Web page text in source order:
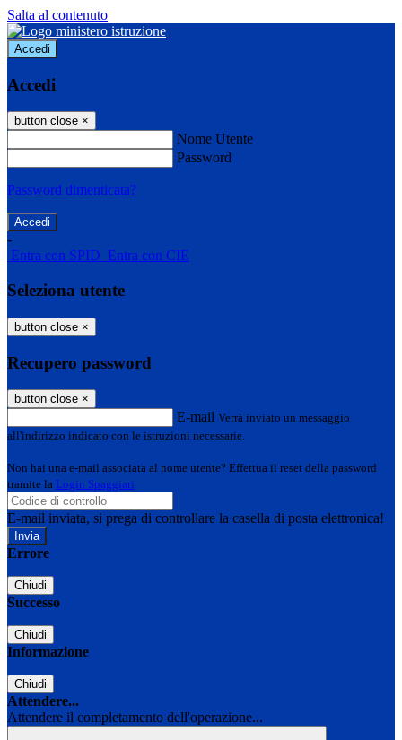
Salta al contenuto
Accedi
Accedi
button close ×
Nome Utente
Password
Password dimenticata?
-
Entra con SPID Entra con CIE
Seleziona utente
button close ×
Recupero password
button close ×
E-mail Verrà inviato un messaggio
all'indirizzo indicato con le istruzioni necessarie.
Non hai una e-mail associata al nome utente? Effettua il reset della password
tramite la Login Spaggiari
E-mail inviata, si prega di controllare la casella di posta elettronica!
Errore
Chiudi
Successo
Chiudi
Informazione
Chiudi
Attendere...
Attendere il completamento dell'operazione...